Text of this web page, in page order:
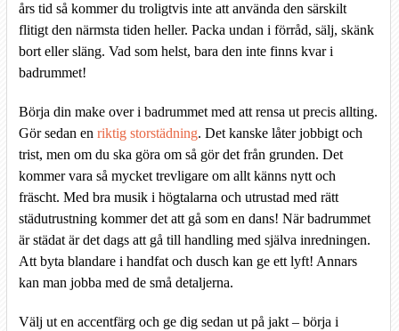
års tid så kommer du troligtvis inte att använda den särskilt
flitigt den närmsta tiden heller. Packa undan i förråd, sälj, skänk
bort eller släng. Vad som helst, bara den inte finns kvar i
badrummet!
Börja din make over i badrummet med att rensa ut precis allting.
Gör sedan en riktig storstädning. Det kanske låter jobbigt och
trist, men om du ska göra om så gör det från grunden. Det
kommer vara så mycket trevligare om allt känns nytt och
fräscht. Med bra musik i högtalarna och utrustad med rätt
städutrustning kommer det att gå som en dans! När badrummet
är städat är det dags att gå till handling med själva inredningen.
Att byta blandare i handfat och dusch kan ge ett lyft! Annars
kan man jobba med de små detaljerna.
Välj ut en accentfärg och ge dig sedan ut på jakt – börja i